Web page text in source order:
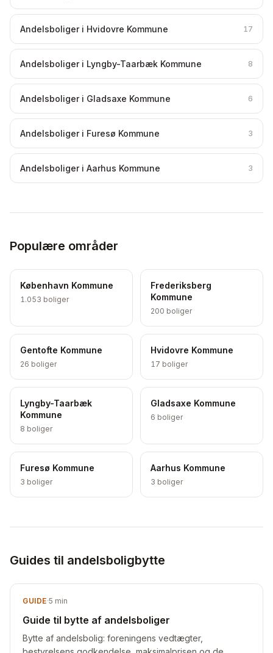
Andelsboliger i Hvidovre Kommune 17
Andelsboliger i Lyngby-Taarbæk Kommune 8
Andelsboliger i Gladsaxe Kommune 6
Andelsboliger i Furesø Kommune 3
Andelsboliger i Aarhus Kommune 3
Populære områder
København Kommune
1.053 boliger
Frederiksberg
Kommune
200 boliger
Gentofte Kommune
26 boliger
Hvidovre Kommune
17 boliger
Lyngby-Taarbæk
Kommune
8 boliger
Gladsaxe Kommune
6 boliger
Furesø Kommune
3 boliger
Aarhus Kommune
3 boliger
Guides til andelsboligbytte
GUIDE·5 min
Guide til bytte af andelsboliger
Bytte af andelsbolig: foreningens vedtægter,